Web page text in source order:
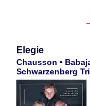
Elegie
Chausson •
Schwarzenberg